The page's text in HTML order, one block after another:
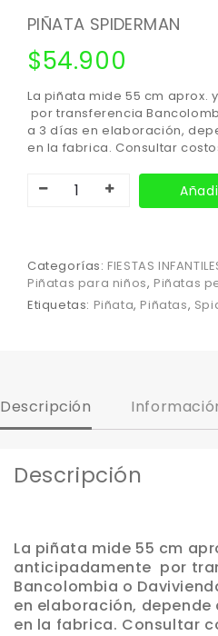
PIÑATA SPIDERMAN
$54.900
La piñata mide 55 cm aprox.
por transferencia
a 3 días en elaboración,
en la fabrica. Consultar
Categorías: FIESTAS
Piñatas para niños, Piñatas
Etiquetas: Piñata, Piñatas,
Descripción
Descripción
La piñata mide 55 cm
anticipadamente por
Bancolombia o
en elaboración, depende
en la fabrica. Consultar